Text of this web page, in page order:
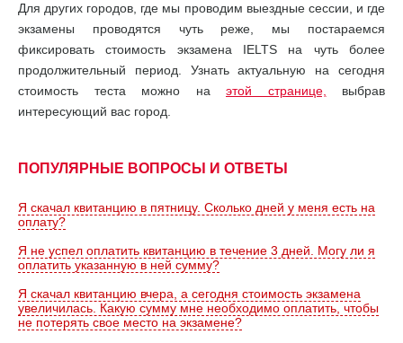
Для других городов, где мы проводим выездные сессии, и где
экзамены проводятся чуть реже, мы постараемся
фиксировать стоимость экзамена IELTS на чуть более
продолжительный период. Узнать актуальную на сегодня
стоимость теста можно на этой странице,
выбрав
интересующий вас город.
ПОПУЛЯРНЫЕ ВОПРОСЫ И ОТВЕТЫ
Я скачал квитанцию в пятницу. Сколько дней у меня есть на
оплату?
Я не успел оплатить квитанцию в течение 3 дней. Могу ли я
оплатить указанную в ней сумму?
Я скачал квитанцию вчера, а сегодня стоимость экзамена
увеличилась. Какую сумму мне необходимо оплатить, чтобы
не потерять свое место на экзамене?